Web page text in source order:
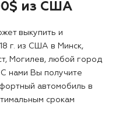
из США
выкупить и
г. из США в Минск,
Могилев, любой город
нами Вы получите
автомобиль в
срокам